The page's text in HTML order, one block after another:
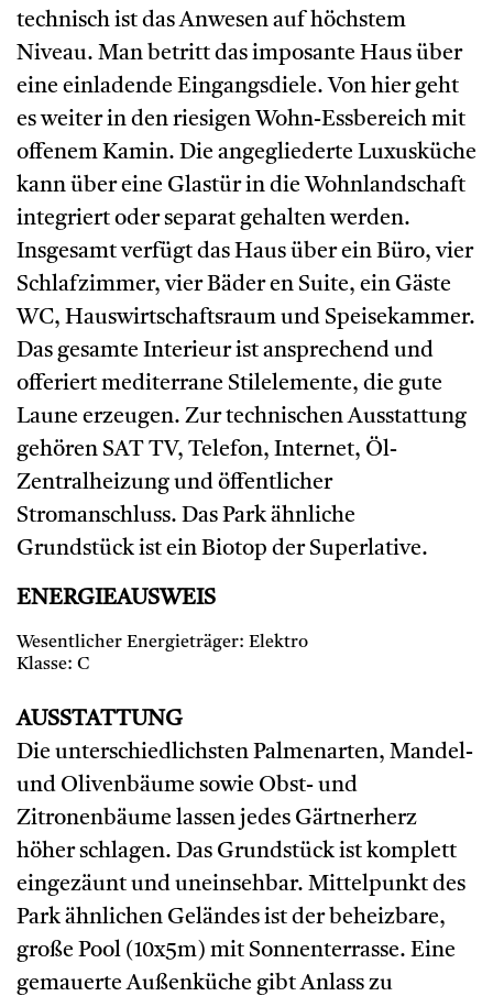
technisch ist das Anwesen auf höchstem
Niveau. Man betritt das imposante Haus über
eine einladende Eingangsdiele. Von hier geht
es weiter in den riesigen Wohn-Essbereich mit
offenem Kamin. Die angegliederte Luxusküche
kann über eine Glastür in die Wohnlandschaft
integriert oder separat gehalten werden.
Insgesamt verfügt das Haus über ein Büro, vier
Schlafzimmer, vier Bäder en Suite, ein Gäste
WC, Hauswirtschaftsraum und Speisekammer.
Das gesamte Interieur ist ansprechend und
offeriert mediterrane Stilelemente, die gute
Laune erzeugen. Zur technischen Ausstattung
gehören SAT TV, Telefon, Internet, Öl-
Zentralheizung und öffentlicher
Stromanschluss. Das Park ähnliche
Grundstück ist ein Biotop der Superlative.
ENERGIEAUSWEIS
Wesentlicher Energieträger: Elektro
Klasse: C
AUSSTATTUNG
Die unterschiedlichsten Palmenarten, Mandel-
und Olivenbäume sowie Obst- und
Zitronenbäume lassen jedes Gärtnerherz
höher schlagen. Das Grundstück ist komplett
eingezäunt und uneinsehbar. Mittelpunkt des
Park ähnlichen Geländes ist der beheizbare,
große Pool (10x5m) mit Sonnenterrasse. Eine
gemauerte Außenküche gibt Anlass zu